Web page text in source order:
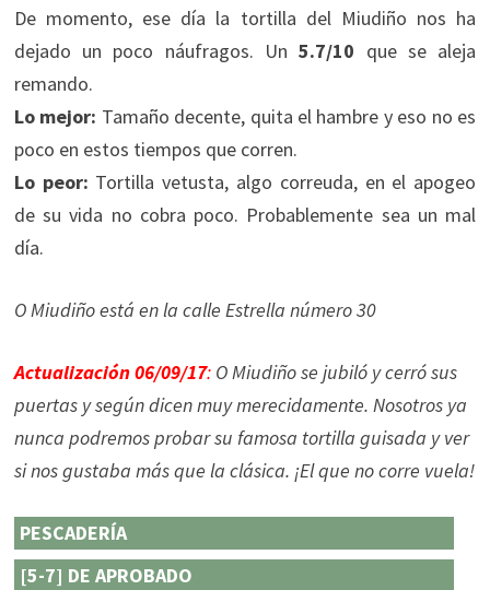
De momento, ese día la tortilla del Miudiño nos ha
dejado un poco náufragos. Un5.7/10 que se aleja
remando.
Lo mejor: Tamaño decente, quita el hambre y eso no es
poco en estos tiempos que corren.
Lo peor: Tortilla vetusta, algo correuda, en el apogeo
de su vida no cobra poco. Probablemente sea un mal
día.
O Miudiño está en la calle Estrella número 30
Actualización 06/09/17:O Miudiño se jubiló y cerró sus
puertas y según dicen muy merecidamente. Nosotros ya
nunca podremos probar su famosa tortilla guisada y ver
si nos gustaba más que la clásica. ¡El que no corre vuela!
PESCADERÍA
[5-7] DE APROBADO